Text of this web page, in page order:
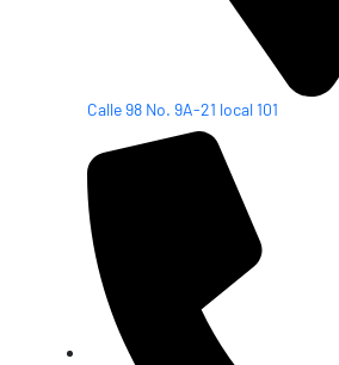
Calle 98 No. 9A-21 local 101